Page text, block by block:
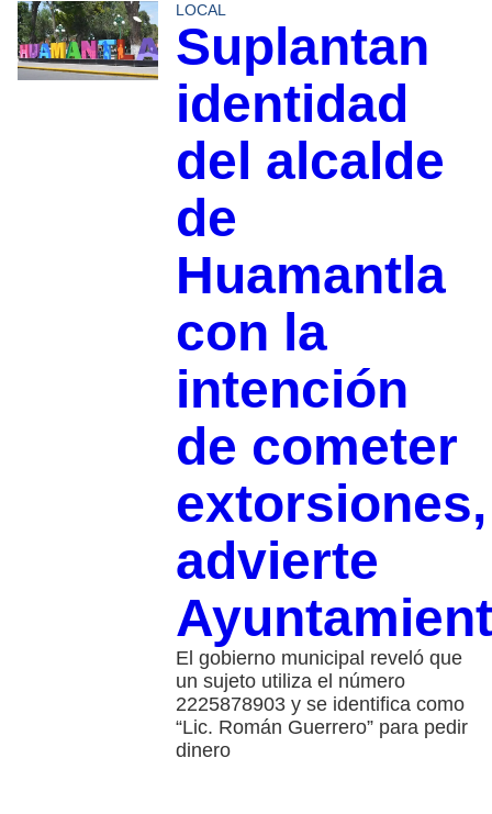
LOCAL
Suplantan
identidad
del alcalde
de
Huamantla
con la
intención
de cometer
extorsiones,
advierte
El gobierno municipal reveló que
un sujeto utiliza el número
2225878903 y se identifica como
“Lic. Román Guerrero” para pedir
dinero